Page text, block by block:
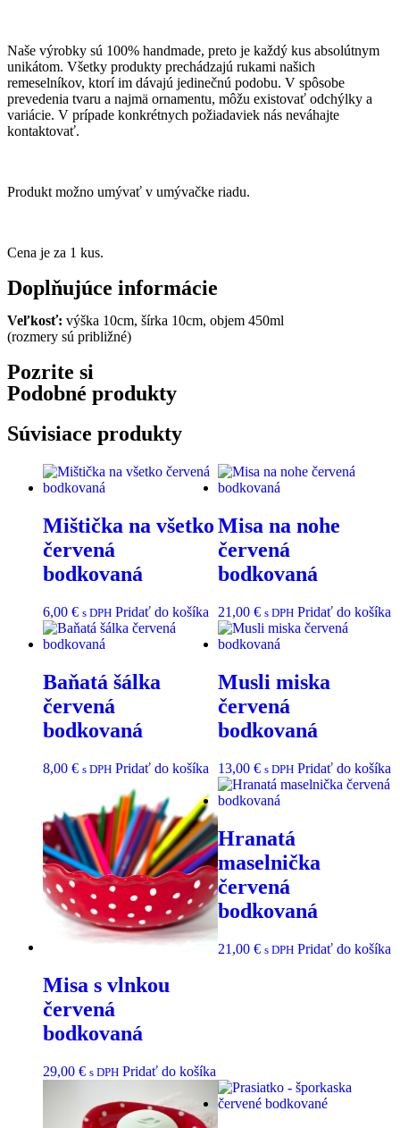
Naše výrobky sú 100% handmade, preto je každý kus absolútnym
unikátom. Všetky produkty prechádzajú rukami našich
remeselníkov, ktorí im dávajú jedinečnú podobu. V spôsobe
prevedenia tvaru a najmä ornamentu, môžu existovať odchýlky a
variácie. V prípade konkrétnych požiadaviek nás neváhajte
kontaktovať.
Produkt možno umývať v umývačke riadu.
Cena je za 1 kus.
Doplňujúce informácie
Veľkosť: výška 10cm, šírka 10cm, objem 450ml
(rozmery sú približné)
Pozrite si
Podobné produkty
Súvisiace produkty
Mištička na všetko
červená
bodkovaná
6,00 € s DPH Pridať do košíka
Misa na nohe
červená
bodkovaná
21,00 € s DPH Pridať do košíka
Baňatá šálka
červená
bodkovaná
8,00 € s DPH Pridať do košíka
Musli miska
červená
bodkovaná
13,00 € s DPH Pridať do košíka
Misa s vlnkou
červená
bodkovaná
29,00 € s DPH Pridať do košíka
Hranatá
maselnička
červená
bodkovaná
21,00 € s DPH Pridať do košíka